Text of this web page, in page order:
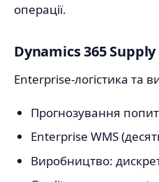
операції.
Dynamics 365
Enterprise-логістика та
Прогнозування
Enterprise WMS
Виробництво: